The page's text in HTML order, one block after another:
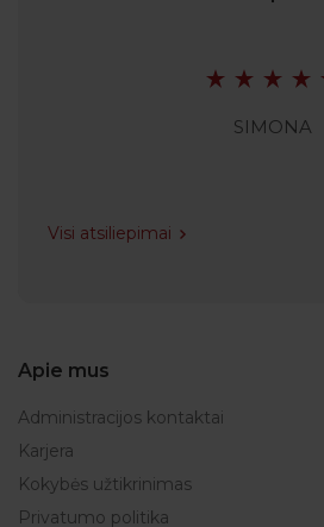
SIMONA
Visi atsiliepimai
Apie mus
Administracijos kontaktai
Karjera
Kokybės užtikrinimas
Privatumo politika